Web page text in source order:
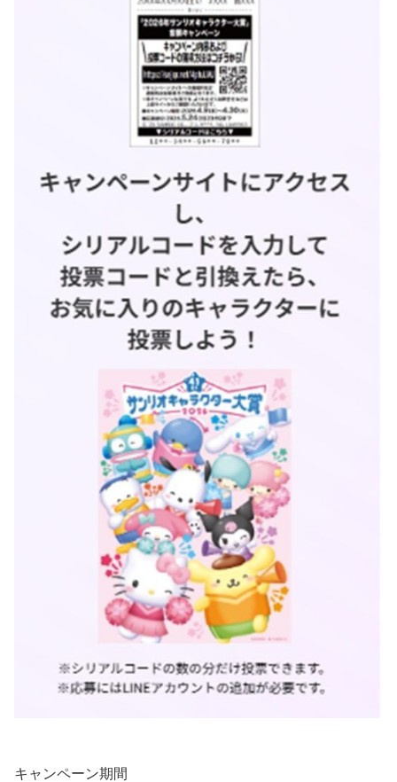
キャンペーン期間